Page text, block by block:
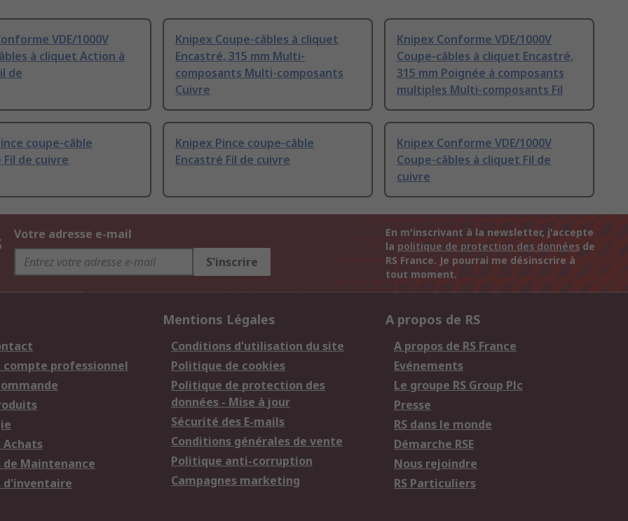
VDE/1000V
à cliquet Action à
de
Knipex Coupe-câbles à cliquet
Encastré, 315 mm Multi-
composants Multi-composants
Cuivre
Knipex Conforme VDE/1000V
Coupe-câbles à cliquet Encastré,
315 mm Poignée à composants
multiples Multi-composants Fil
coupe-câble
Fil de cuivre
Knipex Pince coupe-câble
Encastré Fil de cuivre
Knipex Conforme VDE/1000V
Coupe-câbles à cliquet Fil de
cuivre
Votre adresse e-mail
S'inscrire
En m'inscrivant à la newsletter, j'accepte
la politique de protection des données de
RS France. Je pourrai me désinscrire à
tout moment.
compte professionnel
Achats
de Maintenance
d'inventaire
Mentions Légales
Conditions d'utilisation du site
Politique de cookies
Politique de protection des
données - Mise à jour
Sécurité des E-mails
Conditions générales de vente
Politique anti-corruption
Campagnes marketing
A propos de RS
A propos de RS France
Evénements
Le groupe RS Group Plc
Presse
RS dans le monde
Démarche RSE
Nous rejoindre
RS Particuliers